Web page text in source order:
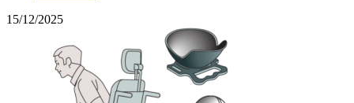
15/12/2025